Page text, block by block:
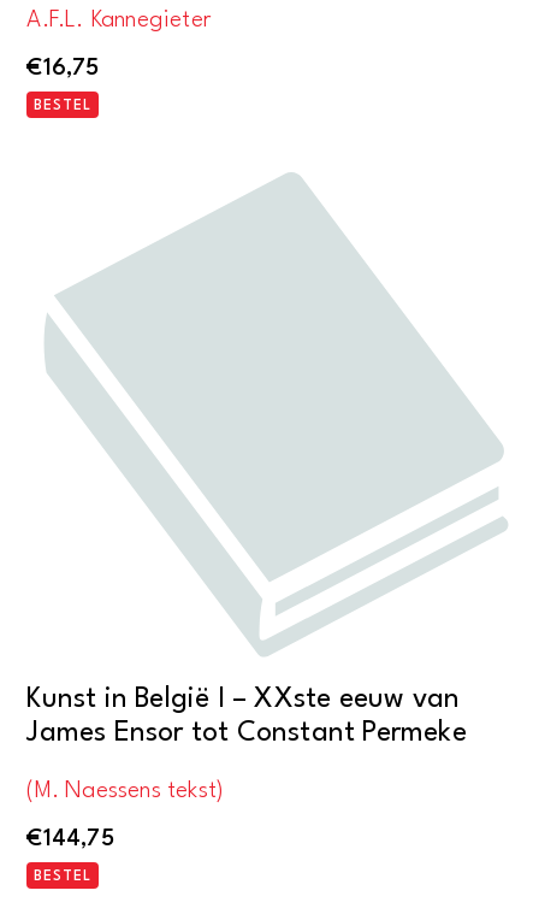
A.F.L. Kannegieter
€16,75
BESTEL
Kunst in België I – XXste eeuw van
James Ensor tot Constant Permeke
(M. Naessens tekst)
€144,75
BESTEL